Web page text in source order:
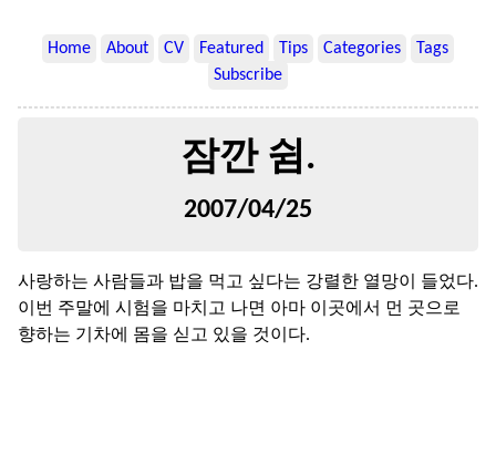
Home About CV Featured Tips Categories
Tags
Subscribe
잠깐 쉼.
2007/04/25
사랑하는 사람들과 밥을 먹고 싶다는 강렬한 열망이 들었다.
이번 주말에 시험을 마치고 나면 아마 이곳에서 먼 곳으로
향하는 기차에 몸을 싣고 있을 것이다.